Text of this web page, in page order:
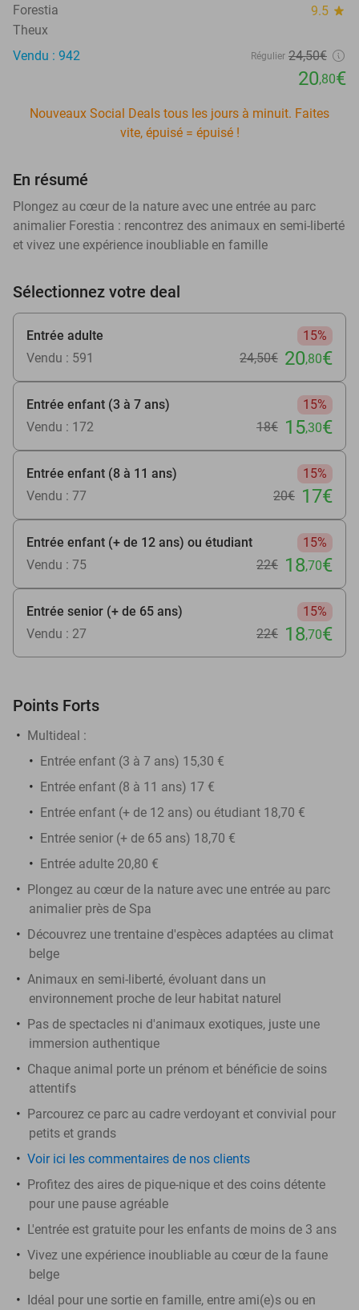
Forestia 9.5 star
Theux
Vendu : 942
Régulier 24,50€
20,80€
Nouveaux Social Deals tous les jours à minuit. Faites
vite, épuisé = épuisé !
En résumé
Plongez au cœur de la nature avec une entrée au parc
animalier Forestia : rencontrez des animaux en semi-liberté
et vivez une expérience inoubliable en famille
Sélectionnez votre deal
Entrée adulte
15%
Vendu : 591
24,50€ 20,80€
Entrée enfant (3 à 7 ans)
15%
Vendu : 172
18€ 15,30€
Entrée enfant (8 à 11 ans)
15%
Vendu : 77
20€ 17€
Entrée enfant (+ de 12 ans) ou étudiant
15%
Vendu : 75
22€ 18,70€
Entrée senior (+ de 65 ans)
15%
Vendu : 27
22€ 18,70€
Points Forts
Multideal :
Entrée enfant (3 à 7 ans) 15,30 €
Entrée enfant (8 à 11 ans) 17 €
Entrée enfant (+ de 12 ans) ou étudiant 18,70 €
Entrée senior (+ de 65 ans) 18,70 €
Entrée adulte 20,80 €
Plongez au cœur de la nature avec une entrée au parc
animalier près de Spa
Découvrez une trentaine d'espèces adaptées au climat
belge
Animaux en semi-liberté, évoluant dans un
environnement proche de leur habitat naturel
Pas de spectacles ni d'animaux exotiques, juste une
immersion authentique
Chaque animal porte un prénom et bénéficie de soins
attentifs
Parcourez ce parc au cadre verdoyant et convivial pour
petits et grands
Voir ici les commentaires de nos clients
Profitez des aires de pique-nique et des coins détente
pour une pause agréable
L'entrée est gratuite pour les enfants de moins de 3 ans
Vivez une expérience inoubliable au cœur de la faune
belge
Idéal pour une sortie en famille, entre ami(e)s ou en